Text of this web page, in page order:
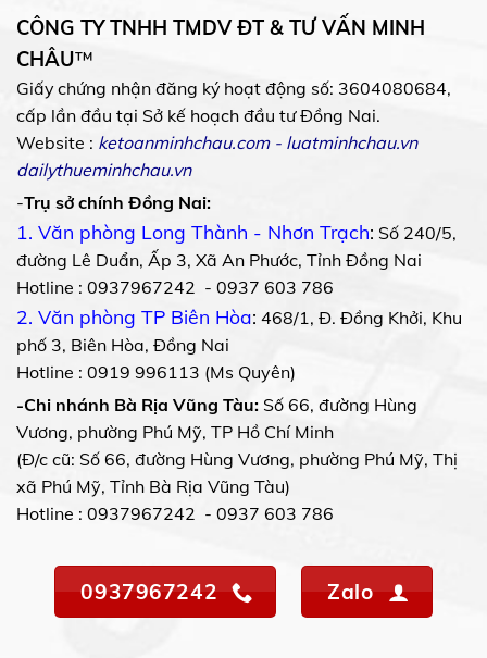
CÔNG TY TNHH TMDV ĐT & TƯ VẤN MINH
CHÂU™
Giấy chứng nhận đăng ký hoạt động số: 3604080684,
cấp lần đầu tại Sở kế hoạch đầu tư Đồng Nai.
Website : ketoanminhchau.com- luatminhchau.vn
dailythueminhchau.vn
-Trụ sở chính Đồng Nai:
1. Văn phòng Long Thành - Nhơn Trạch: Số 240/5,
đường Lê Duẩn, Ấp 3, Xã An Phước, Tỉnh Đồng Nai
Hotline : 0937967242 - 0937 603 786
2. Văn phòng TP Biên Hòa: 468/1, Đ. Đồng Khởi, Khu
phố 3, Biên Hòa, Đồng Nai
Hotline : 0919 996113 (Ms Quyên)
-Chi nhánh Bà Rịa Vũng Tàu: Số 66, đường Hùng
Vương, phường Phú Mỹ, TP Hồ Chí Minh
(Đ/c cũ: Số 66, đường Hùng Vương, phường Phú Mỹ, Thị
xã Phú Mỹ, Tỉnh Bà Rịa Vũng Tàu)
Hotline : 0937967242 - 0937 603 786
0937967242 Zalo